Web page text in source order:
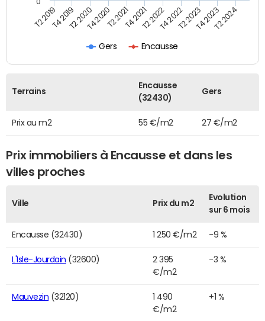
Gers Encausse
T2 2019T4 2019T2 2020T4 2020T2 2021T4 2021T2 2022T4 2022T2 2023T4 2023T2 2024
Terrains
Encausse
(32430)
Gers
Prix au m2 55 €/m2 27 €/m2
Prix immobiliers à Encausse et dans les
villes proches
Ville Prix du m2
Evolution
sur 6 mois
Encausse (32430) 1 250 €/m2 -9 %
L'Isle-Jourdain (32600)
2 395
€/m2
-3 %
Mauvezin (32120)
1 490
€/m2
+1 %